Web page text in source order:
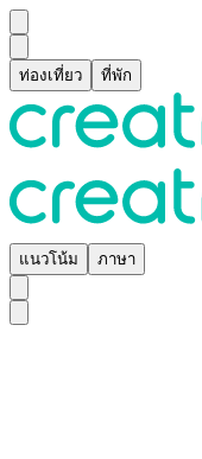
ท่องเที่ยว ที่พัก
แนวโน้ม ภาษา